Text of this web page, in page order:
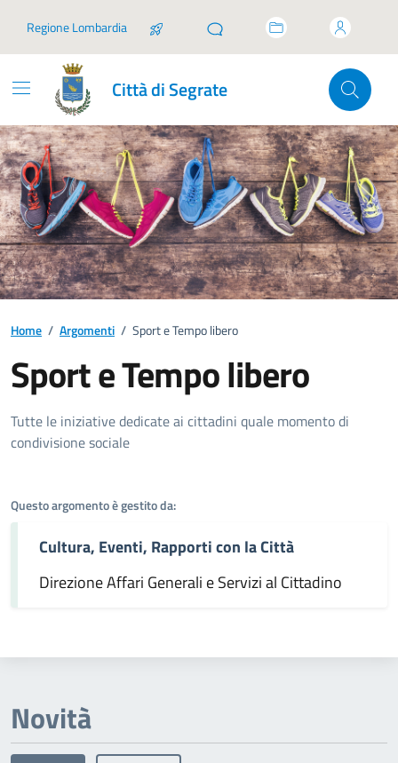
Regione Lombardia
Città di Segrate
Home / Argomenti / Sport e Tempo libero
Sport e Tempo libero
Dettagli dell'argomento
Tutte le iniziative dedicate ai cittadini quale momento di
condivisione sociale
Questo argomento è gestito da:
Cultura, Eventi, Rapporti con la Città
Direzione Affari Generali e Servizi al Cittadino
Novità